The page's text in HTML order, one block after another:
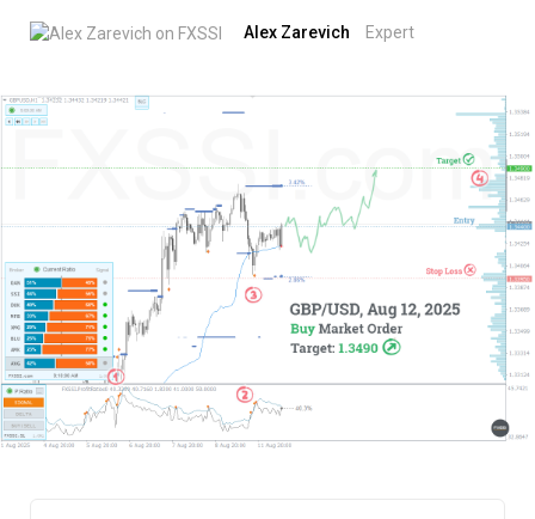
Alex Zarevich Expert